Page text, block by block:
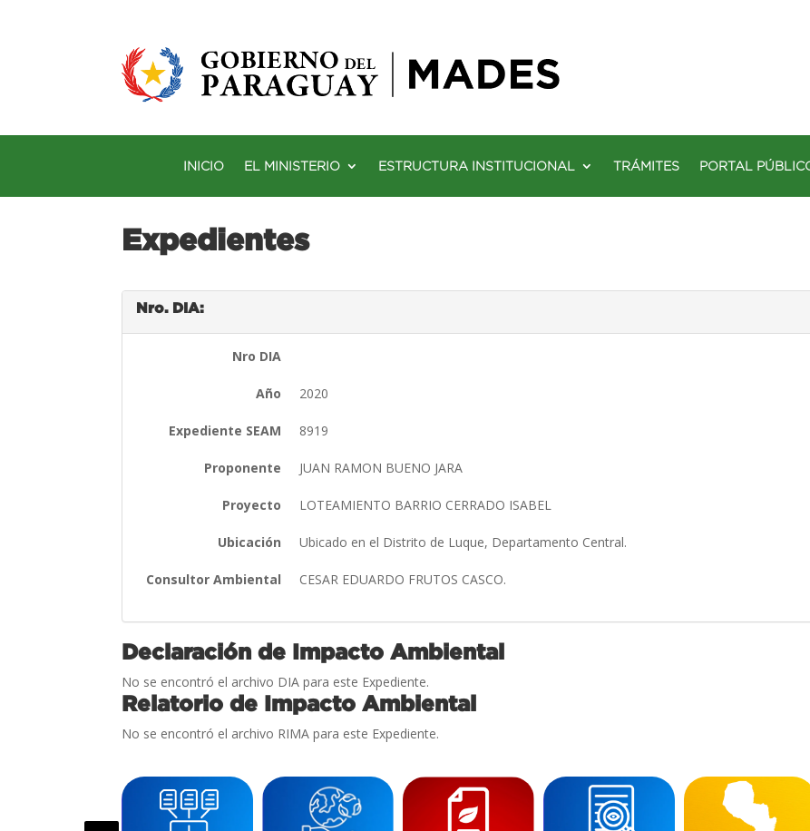
INICIO EL MINISTERIO ESTRUCTURA INSTITUCIONAL TRÁMITES PORTAL
Expedientes
Nro. DIA:
Nro DIA
Año 2020
Expediente SEAM 8919
Proponente JUAN RAMON BUENO JARA
Proyecto LOTEAMIENTO BARRIO CERRADO ISABEL
Ubicación Ubicado en el Distrito de Luque, Departamento Central.
Consultor Ambiental CESAR EDUARDO FRUTOS CASCO.
Declaración de Impacto Ambiental
No se encontró el archivo DIA para este Expediente.
Relatorio de Impacto Ambiental
No se encontró el archivo RIMA para este Expediente.